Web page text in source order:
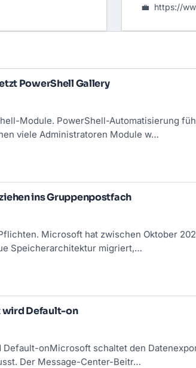
💼 https://
PowerShell Gallery
Module. PowerShell-Automatisierung
viele Administratoren Module w…
ins Gruppenpostfach
Microsoft hat zwischen Oktober
Speicherarchitektur migriert,…
wird Default-on
onMicrosoft schaltet den
Der Message-Center-Beitr…